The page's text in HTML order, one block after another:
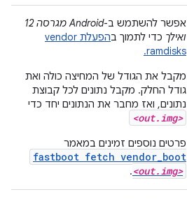
אפשר להשתמש ב-
Android מגרסה 12
ואילך כדי לתמוך ב
הפעלת vendor
ramdisks.
מקבל את הגודל של המחיצה כולה ואת
גודל החלק. מקבל נתונים לכל קבוצת
נתונים, ואז מחבר את הנתונים יחד כדי
<out.img>
פרטים נוספים זמינים במאמר
fastboot fetch vendor_boot
<out.img>
.